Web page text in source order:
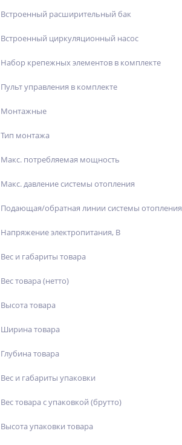
Встроенный расширительный бак
Встроенный циркуляционный насос
Набор крепежных элементов в комплекте
Пульт управления в комплекте
Монтажные
Тип монтажа
Макс. потребляемая мощность
Макс. давление системы отопления
Подающая/обратная линии системы отопления
Напряжение электропитания, В
Вес и габариты товара
Вес товара (нетто)
Высота товара
Ширина товара
Глубина товара
Вес и габариты упаковки
Вес товара с упаковкой (брутто)
Высота упаковки товара